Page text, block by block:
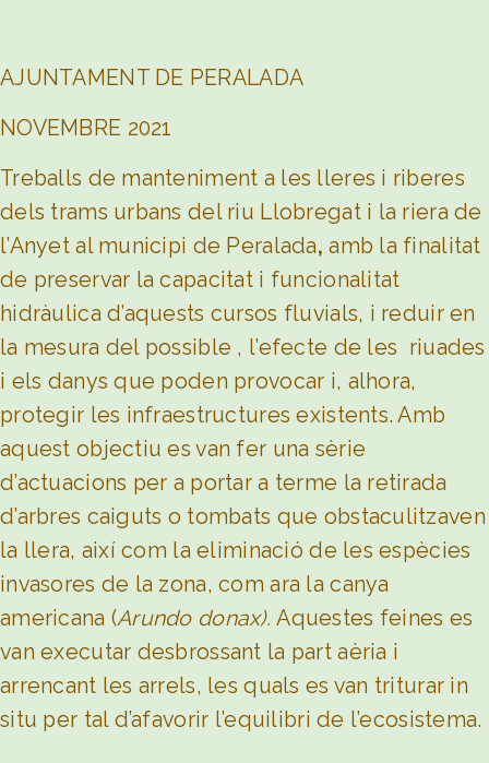
AJUNTAMENT DE PERALADA
NOVEMBRE 2021
Treballs de manteniment a les lleres i riberes
dels trams urbans del riu Llobregat i la riera de
l’Anyet al municipi de Peralada,amb la finalitat
de preservar la capacitat i funcionalitat
hidràulica d’aquests cursos fluvials, i reduir en
la mesura del possible , l’efecte de les riuades
i els danys que poden provocar i, alhora,
protegir les infraestructures existents. Amb
aquest objectiu es van fer una sèrie
d’actuacions per a portar a terme la retirada
d’arbres caiguts o tombats que obstaculitzaven
la llera, així com la eliminació de les espècies
invasores de la zona, com ara la canya
americana (Arundo donax).Aquestes feines es
van executar desbrossant la part aèria i
arrencant les arrels, les quals es van triturar in
situ per tal d’afavorir l’equilibri de l’ecosistema.